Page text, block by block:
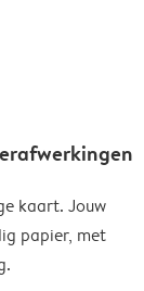
kaart. Jouw
papier, met